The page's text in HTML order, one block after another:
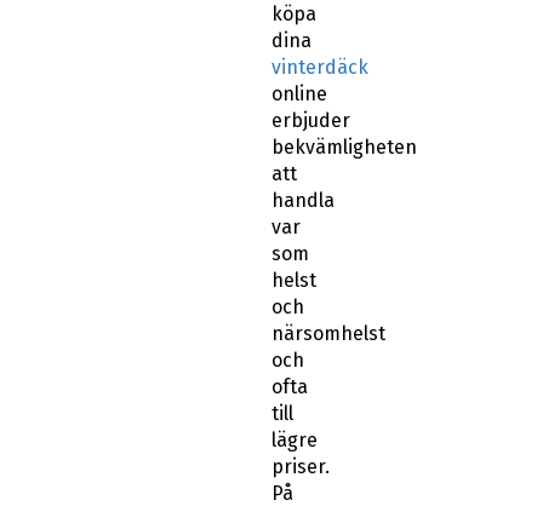
köpa
dina
vinterdäck
online
erbjuder
bekvämligheten
att
handla
var
som
helst
och
närsomhelst
och
ofta
till
lägre
priser.
På